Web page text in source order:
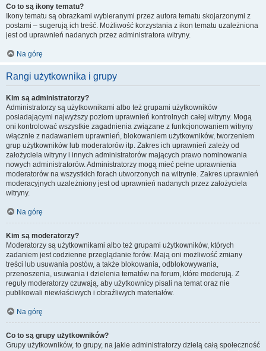
Co to są ikony tematu?
Ikony tematu są obrazkami wybieranymi przez autora tematu skojarzonymi z
postami – sugerują ich treść. Możliwość korzystania z ikon tematu uzależniona
jest od uprawnień nadanych przez administratora witryny.
Na górę
Rangi użytkownika i grupy
Kim są administratorzy?
Administratorzy są użytkownikami albo też grupami użytkowników
posiadającymi najwyższy poziom uprawnień kontrolnych całej witryny. Mogą
oni kontrolować wszystkie zagadnienia związane z funkcjonowaniem witryny
włącznie z nadawaniem uprawnień, blokowaniem użytkowników, tworzeniem
grup użytkowników lub moderatorów itp. Zakres ich uprawnień zależy od
założyciela witryny i innych administratorów mających prawo nominowania
nowych administratorów. Administratorzy mogą mieć pełne uprawnienia
moderatorów na wszystkich forach utworzonych na witrynie. Zakres uprawnień
moderacyjnych uzależniony jest od uprawnień nadanych przez założyciela
witryny.
Na górę
Kim są moderatorzy?
Moderatorzy są użytkownikami albo też grupami użytkowników, których
zadaniem jest codzienne przeglądanie forów. Mają oni możliwość zmiany
treści lub usuwania postów, a także blokowania, odblokowywania,
przenoszenia, usuwania i dzielenia tematów na forum, które moderują. Z
reguły moderatorzy czuwają, aby użytkownicy pisali na temat oraz nie
publikowali niewłaściwych i obraźliwych materiałów.
Na górę
Co to są grupy użytkowników?
Grupy użytkowników, to grupy, na jakie administratorzy dzielą całą społeczność